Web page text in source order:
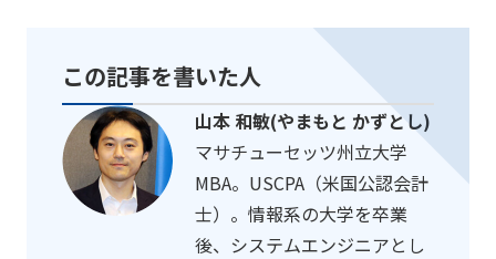
この記事を書いた人
山本 和敏(やまもと かずとし)
マサチューセッツ州立大学
MBA。USCPA（米国公認会計
士）。情報系の大学を卒業
後、システムエンジニアとし